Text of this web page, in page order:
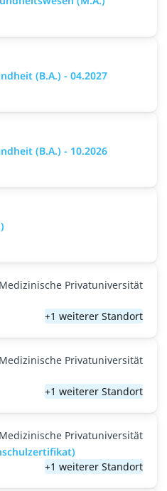
(B.A.) - 04.2027
(B.A.) - 10.2026
Privatuniversität
+1 weiterer Standort
Privatuniversität
+1 weiterer Standort
Privatuniversität
+1 weiterer Standort